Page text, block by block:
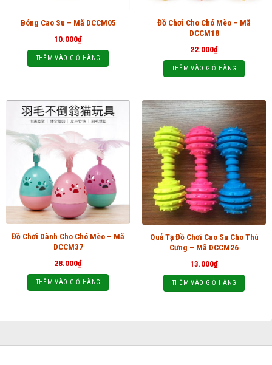
Bóng Cao Su – Mã DCCM05
10.000₫
THÊM VÀO GIỎ HÀNG
Đồ Chơi Cho Chó Mèo – Mã
DCCM18
22.000₫
THÊM VÀO GIỎ HÀNG
Đồ Chơi Dành Cho Chó Mèo – Mã
DCCM37
28.000₫
THÊM VÀO GIỎ HÀNG
Quả Tạ Đồ Chơi Cao Su Cho Thú
Cưng – Mã DCCM26
13.000₫
THÊM VÀO GIỎ HÀNG